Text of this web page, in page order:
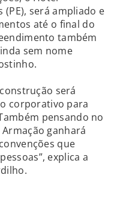
será ampliado e
até o final do
também
sem nome
será
corporativo para
pensando no
ganhará
que
explica a